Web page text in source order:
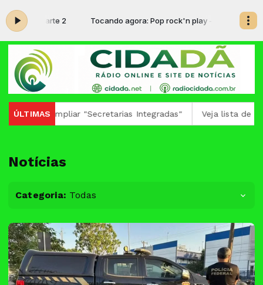
- Parte 2 Tocando agora: Pop rock'n play - Parte 2
ÚLTIMAS
"Secretarias Integradas" Veja lista de obras que
Notícias
Categoria: Todas